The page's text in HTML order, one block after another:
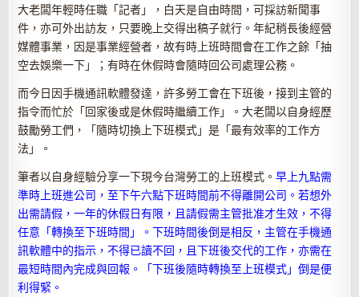
大老闆年輕時任職「記者」，白天是自由時間，可採訪新聞事
件，亦可外出訪友，只要晚上交得出稿子就行。年紀稍長後經營
媒體事業，因是事業經營者，故有時上班時間會在工作之餘「抽
空去娛樂一下」；有時在休假時會隨時回公司處理公務。
而今日因手機通訊軟體發達，許多勞工會在下班後，接到主管的
指令而忙於「回家後或是休假時繼續工作」。大老闆以自身經歷
鼓勵勞工們，「隨時切換上下班模式」是「最有效率的工作方
法」。
筆者以自身經驗分享一下現今台灣勞工的上班模式。早上九點需
準時上班進公司，至下午六點下班時間前不得離開公司。若想外
出需請假，一年的休假日有限，且請假需主管批准才生效，不得
任意「轉換至下班時間」。下班時間後倒是相反，主管在手機通
訊軟體中的指示，不得已讀不回，且下班後交代的工作，亦需在
最短時間內完成與回報。「下班後隨時轉換至上班模式」倒是便
利得緊。